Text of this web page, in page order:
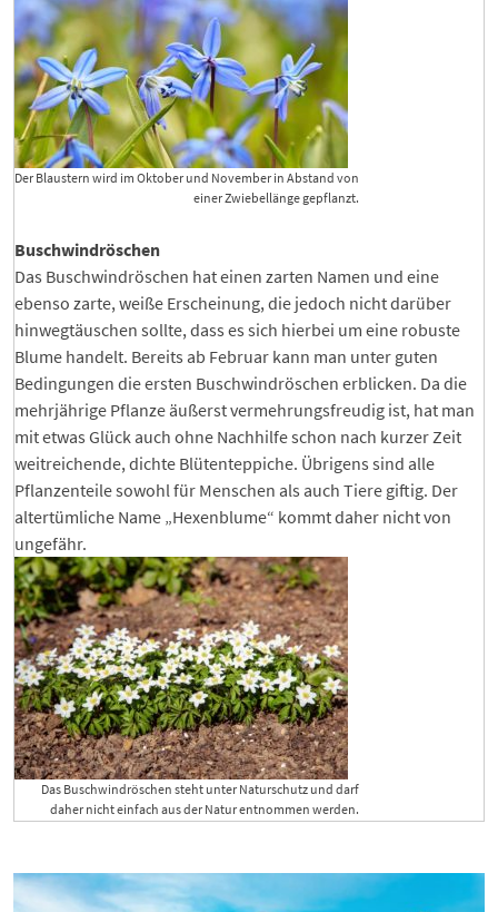
Der Blaustern wird im Oktober und November in Abstand von
einer Zwiebellänge gepflanzt.
Buschwindröschen
Das Buschwindröschen hat einen zarten Namen und eine
ebenso zarte, weiße Erscheinung, die jedoch nicht darüber
hinwegtäuschen sollte, dass es sich hierbei um eine robuste
Blume handelt. Bereits ab Februar kann man unter guten
Bedingungen die ersten Buschwindröschen erblicken. Da die
mehrjährige Pflanze äußerst vermehrungsfreudig ist, hat man
mit etwas Glück auch ohne Nachhilfe schon nach kurzer Zeit
weitreichende, dichte Blütenteppiche. Übrigens sind alle
Pflanzenteile sowohl für Menschen als auch Tiere giftig. Der
altertümliche Name „Hexenblume“ kommt daher nicht von
ungefähr.
Das Buschwindröschen steht unter Naturschutz und darf
daher nicht einfach aus der Natur entnommen werden.